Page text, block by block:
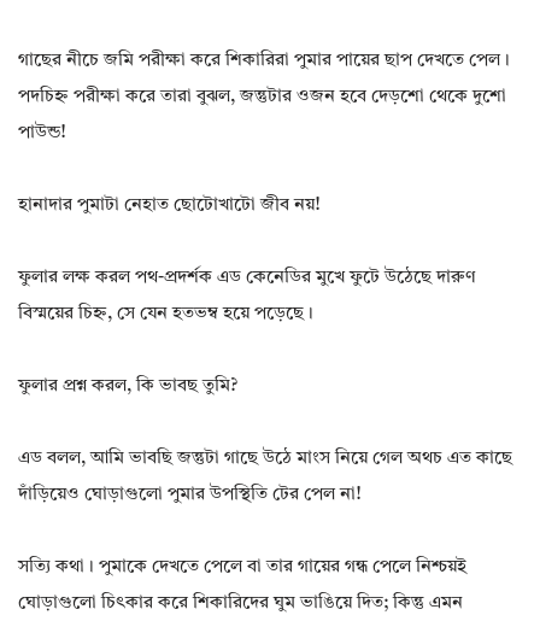
গাছের নীচে জমি পরীক্ষা করে শিকারিরা পুমার পায়ের ছাপ দেখতে পেল।
পদচিহ্ন পরীক্ষা করে তারা বুঝল, জন্তুটার ওজন হবে দেড়শো থেকে দুশো
পাউন্ড!
হানাদার পুমাটা নেহাত ছোটোখাটো জীব নয়!
ফুলার লক্ষ করল পথ-প্রদর্শক এড কেনেডির মুখে ফুটে উঠেছে দারুণ
বিস্ময়ের চিহ্ন, সে যেন হতভম্ব হয়ে পড়েছে।
ফুলার প্রশ্ন করল, কি ভাবছ তুমি?
এড বলল, আমি ভাবছি জন্তুটা গাছে উঠে মাংস নিয়ে গেল অথচ এত কাছে
দাঁড়িয়েও ঘোড়াগুলো পুমার উপস্থিতি টের পেল না!
সত্যি কথা। পুমাকে দেখতে পেলে বা তার গায়ের গন্ধ পেলে নিশ্চয়ই
ঘোড়াগুলো চিৎকার করে শিকারিদের ঘুম ভাঙিয়ে দিত; কিন্তু এমন